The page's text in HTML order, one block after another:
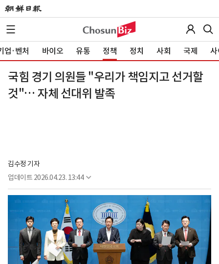
업·벤처 바이오 유통 정책 정치 사회 국제 사
국힘 경기 의원들 "우리가 책임지고 선거할
것"… 자체 선대위 발족
김수정 기자
업데이트 2026.04.23. 13:44